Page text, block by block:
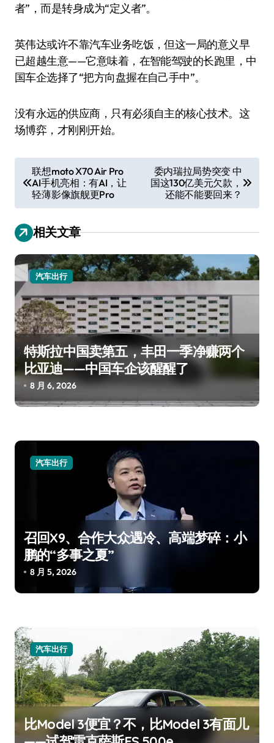
者”，而是转身成为“定义者”。
英伟达或许不靠汽车业务吃饭，但这一局的意义早
已超越生意——它意味着，在智能驾驶的长跑里，中
国车企选择了“把方向盘握在自己手中”。
没有永远的供应商，只有必须自主的核心技术。这
场博弈，才刚刚开始。
章
导
航
联想moto X70 Air Pro
AI手机亮相：有AI，让
轻薄影像旗舰更Pro
委内瑞拉局势突变 中
国这130亿美元欠款，
还能不能要回来？
相关文章
汽车出行
特斯拉中国卖第五，丰田一季净赚两个
比亚迪——中国车企该醒醒了
8 月 6, 2026
汽车出行
召回X9、合作大众遇冷、高端梦碎：小
鹏的“多事之夏”
8 月 5, 2026
汽车出行
比Model 3便宜？不，比Model 3有面儿